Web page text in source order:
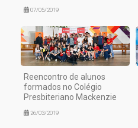
07/05/2019
Reencontro de alunos
formados no Colégio
Presbiteriano Mackenzie
26/03/2019